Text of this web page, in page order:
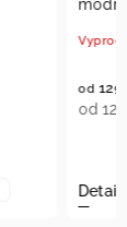
od